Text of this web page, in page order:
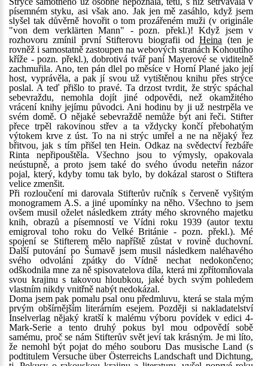
písemném styku, asi však ano. Jak jen mě zasáhlo, když jsem
slyšel tak důvěrně hovořit o tom prozářeném muži (v originále
"von dem verklärten Mann" - pozn. překl.)! Když jsem v
rozhovoru zmínil první Stifterovu biografii odHeina (ten je
rovněž i samostatně zastoupen na webových stranách Kohoutího
kříže - pozn. překl.), dobrotivá tvář paní Mayerové se viditelně
zachmuřila. Ano, ten pán dlel po měsíce v Horní Plané jako její
host, vyprávěla, a pak jí svou už vytištěnou knihu přes strýce
poslal. A teď přišlo to pravé. Ta drzost tvrdit, že strýc spáchal
sebevraždu, nemohla dojít jiné odpovědi, než okamžitého
vrácení knihy jejímu původci. Ani hodinu by ji už nestrpěla ve
svém domě. O nějaké sebevraždě nemůže být ani řeči. Stifter
přece trpěl rakovinou střev a ta vždycky končí přebohatým
výtokem krve z úst. To na ni strýc umřel a ne na nějaký řez
břitvou, jak s tím přišel ten Hein. Odkaz na svědectví řezbáře
Rinta nepřipouštěla. Všechno jsou to výmysly, opakovala
neústupně, a proto jsem také do svého úvodu neteřin názor
pojal, který, kdyby tomu tak bylo, by dokázal starost o Stiftera
velice zmenšit.
Při rozloučení mi darovala Stifterův ručník s červeně vyšitým
monogramem A.S. a jiné upomínky na něho. Všechno to jsem
ovšem musil oželet následkem ztráty mého skrovného majetku
knih, obrazů a písemností ve Vídni roku 1939 (autor textu
emigroval toho roku do Velké Británie - pozn. překl.). Mé
spojení se Stifterem mělo napříště zůstat v rovině duchovní.
Další putování po Šumavě jsem musil následkem naléhavého
svého odvolání zpátky do Vídně nechat nedokončeno;
odškodnila mne za ně spisovatelova díla, která mi zpřítomňovala
svou krajinu s takovou hloubkou, jaké bych svým pohledem
vlastním nikdy vnitřně nabýt nedokázal.
Doma jsem pak pomalu psal onu předmluvu, která se stala mým
prvým obšírnějším literárním esejem. Později si nakladatelství
Inselverlag nějaký kratší k malému výboru povídek v edici 4-
Mark-Serie a tento druhý pokus byl mou odpovědí sobě
samému, proč se nám Stifterův svět jeví tak krásným. Je mi líto,
že nemohl být pojat do mého souboru Das musische Land (s
podtitulem Versuche über Österreichs Landschaft und Dichtung,